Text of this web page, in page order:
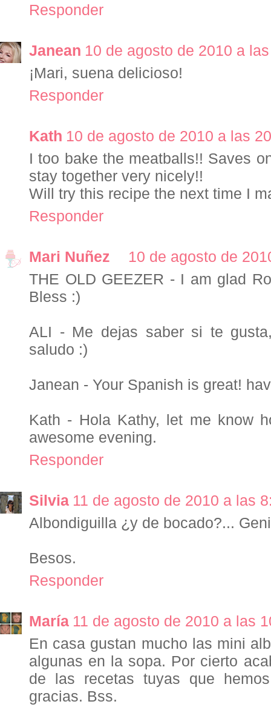
Responder
Janean 10 de agosto de 2010 a
¡Mari, suena delicioso!
Responder
Kath 10 de agosto de 2010 a las
I too bake the meatballs!! Saves
stay together very nicely!!
Will try this recipe the next time I
Responder
Mari Nuñez
10 de agosto de
THE OLD GEEZER - I am glad
Bless :)
ALI - Me dejas saber si te
saludo :)
Janean - Your Spanish is great!
Kath - Hola Kathy, let me know
awesome evening.
Responder
Silvia 11 de agosto de 2010 a las
Albondiguilla ¿y de bocado?...
Besos.
Responder
María 11 de agosto de 2010 a las
En casa gustan mucho las mini
algunas en la sopa. Por cierto
de las recetas tuyas que
gracias. Bss.